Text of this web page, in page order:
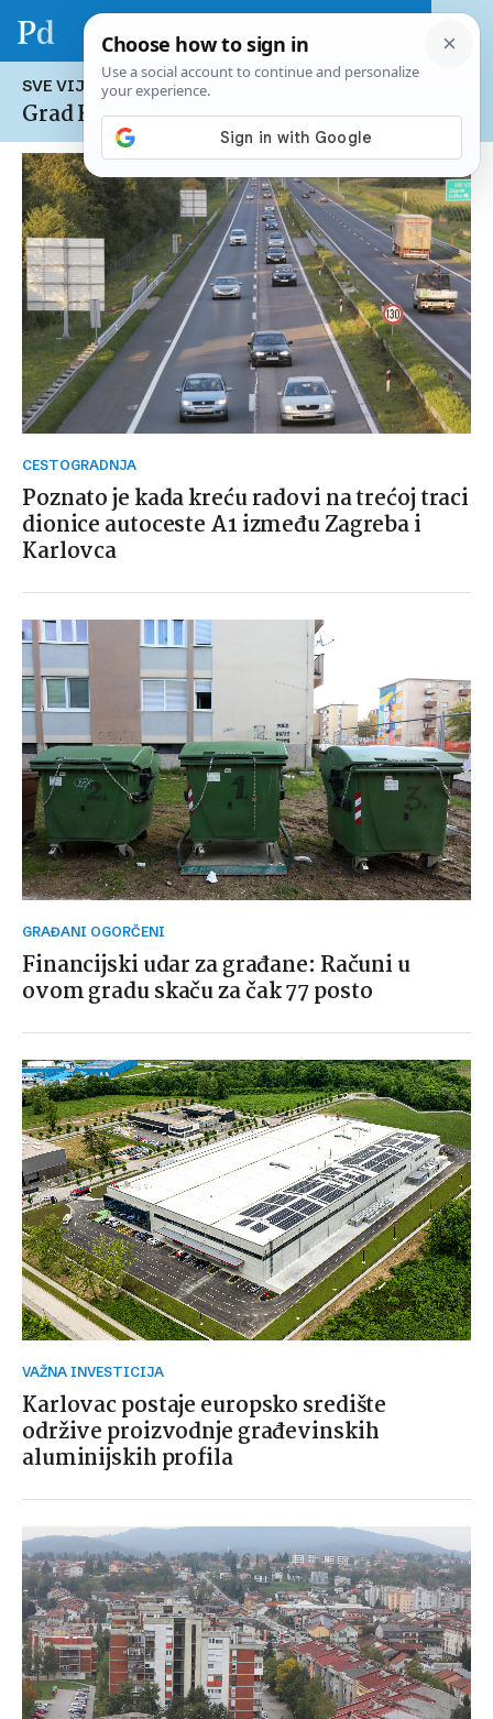
SVE VIJESTI NA TEMU:
Grad Karlovac
CESTOGRADNJA
Poznato je kada kreću radovi na trećoj traci
dionice autoceste A1 između Zagreba i
Karlovca
GRAĐANI OGORČENI
Financijski udar za građane: Računi u
ovom gradu skaču za čak 77 posto
VAŽNA INVESTICIJA
Karlovac postaje europsko središte
održive proizvodnje građevinskih
aluminijskih profila